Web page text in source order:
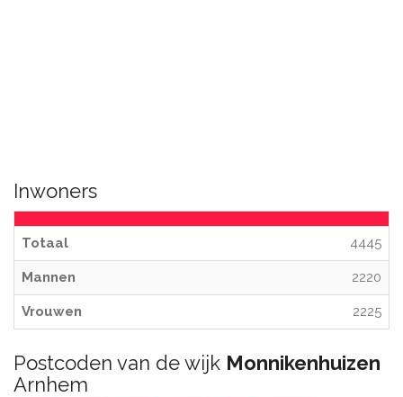
Inwoners
Totaal 4445
Mannen 2220
Vrouwen 2225
Postcoden van de wijk Monnikenhuizen
Arnhem